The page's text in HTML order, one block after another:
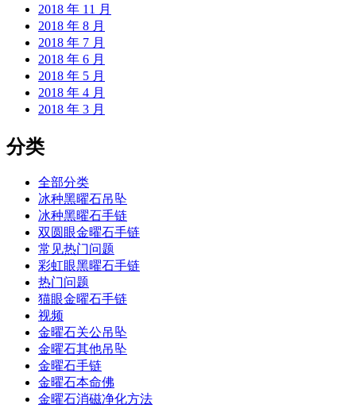
2018 年 11 月
2018 年 8 月
2018 年 7 月
2018 年 6 月
2018 年 5 月
2018 年 4 月
2018 年 3 月
分类
全部分类
冰种黑曜石吊坠
冰种黑曜石手链
双圆眼金曜石手链
常见热门问题
彩虹眼黑曜石手链
热门问题
猫眼金曜石手链
视频
金曜石关公吊坠
金曜石其他吊坠
金曜石手链
金曜石本命佛
金曜石消磁净化方法